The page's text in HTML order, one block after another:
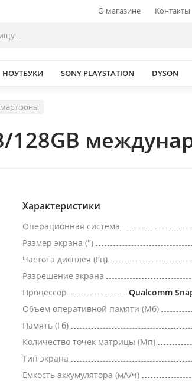
О магазине Контакты
НОУТБУКИ SONY PLAYSTATION DYSON
128GB
Характеристики
Операционная система
Размер экрана (")
Частота дисплея (Гц)
Разрешение экрана
Процессор
Qualcomm
Объем оперативной памяти (Мб)
Память (Гб)
Количество точек матрицы (Мп)
Тип экрана
Емкость аккумулятора (мА/ч)